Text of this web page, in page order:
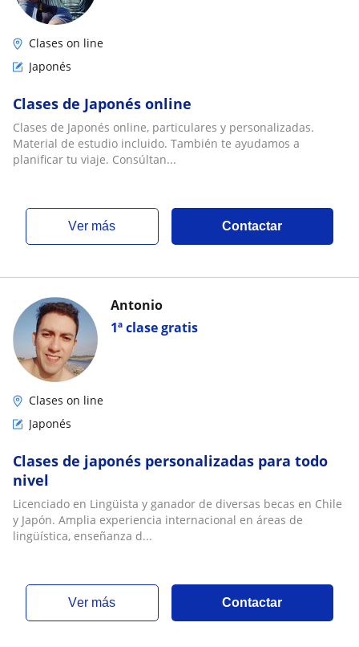
Clases on line
Japonés
Clases de Japonés online
Clases de Japonés online, particulares y personalizadas.
Material de estudio incluido. También te ayudamos a
planificar tu viaje. Consúltan...
ver más Contactar
1ª clase gratis
Antonio
Clases on line
Japonés
Clases de japonés personalizadas para todo
nivel
Licenciado en Lingüista y ganador de diversas becas en Chile
y Japón. Amplia experiencia internacional en áreas de
lingüística, enseñanza d...
ver más Contactar